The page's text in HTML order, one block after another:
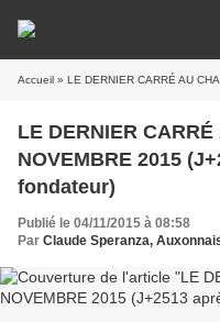
Accueil » LE DERNIER CARRÉ AU CHARMOY -
LE DERNIER
NOVEMBRE 2015
fondateur)
Publié le 04/11/2015 à 08:58
Par Claude Speranza,